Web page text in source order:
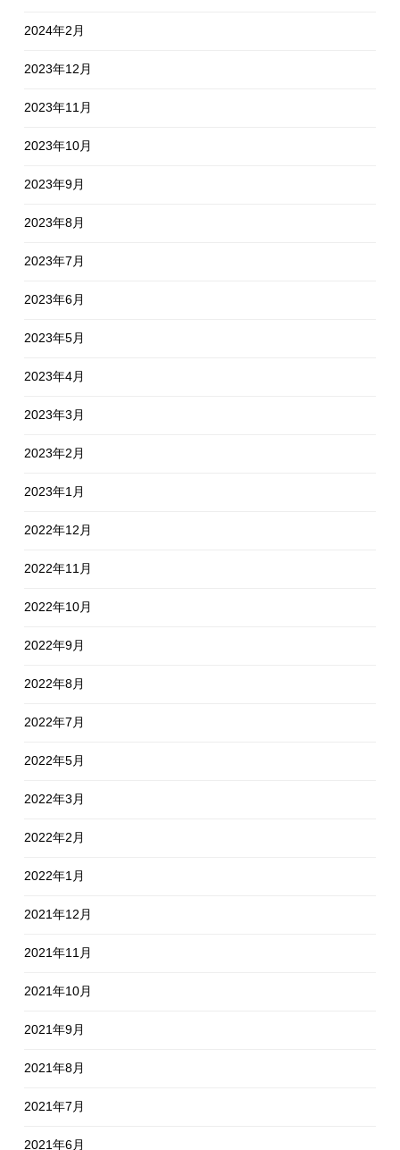
2024年2月
2023年12月
2023年11月
2023年10月
2023年9月
2023年8月
2023年7月
2023年6月
2023年5月
2023年4月
2023年3月
2023年2月
2023年1月
2022年12月
2022年11月
2022年10月
2022年9月
2022年8月
2022年7月
2022年5月
2022年3月
2022年2月
2022年1月
2021年12月
2021年11月
2021年10月
2021年9月
2021年8月
2021年7月
2021年6月